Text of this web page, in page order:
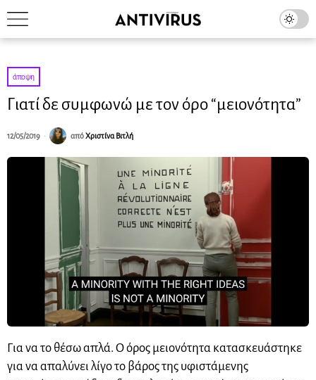
άποψη
Γιατί δε συμφωνώ με τον όρο “μειονότητα”
12/05/2019 απόΧριστίνα Βιτλή
Για να το θέσω απλά. Ο όρος μειονότητα κατασκευάστηκε
για να απαλύνει λίγο το βάρος της υφιστάμενης